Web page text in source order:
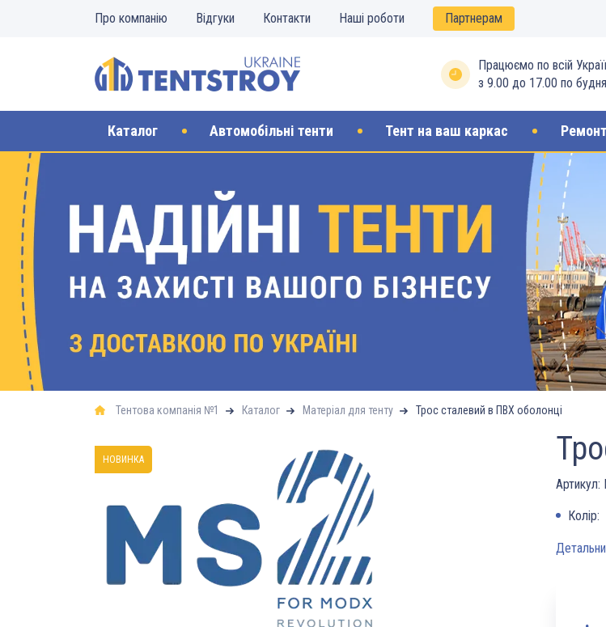
Про компанію Відгуки Контакти Наші роботи Партнерам
Працюємо по всій
з 9.00 до 17.00 по
Каталог Автомобільні тенти Тент на ваш каркас
Тентова компанія №1 Каталог Матеріал для тенту Трос сталевий в ПВХ оболонці
НОВИНКА
Артикул:
Колір: